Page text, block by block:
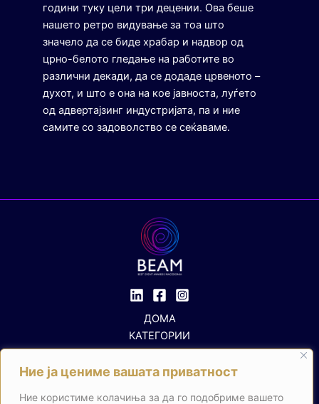
Ние ја цениме вашата приватност
Ние користиме колачиња за да го подобриме вашето
години туку цели три децении. Ова беше
нашето ретро видување за тоа што
значело да се биде храбар и надвор од
црно-белото гледање на работите во
различни декади, да се додаде црвеното –
духот, и што е она на кое јавноста, луѓето
од адвертајзинг индустријата, па и ние
самите со задоволство се сеќаваме.
ДОМА
КАТЕГОРИИ
ПРАВИЛНИК
ЖИРИ